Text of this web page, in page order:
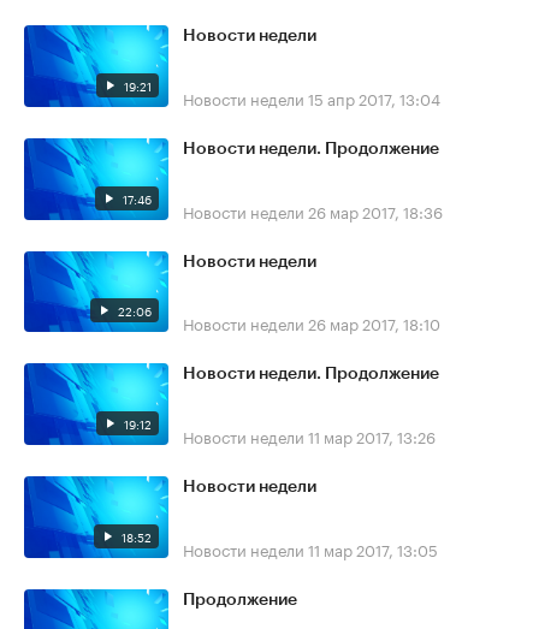
19:21
Новости недели
Новости недели 15 апр 2017, 13:04
17:46
Новости недели. Продолжение
Новости недели 26 мар 2017, 18:36
22:06
Новости недели
Новости недели 26 мар 2017, 18:10
19:12
Новости недели. Продолжение
Новости недели 11 мар 2017, 13:26
18:52
Новости недели
Новости недели 11 мар 2017, 13:05
Продолжение